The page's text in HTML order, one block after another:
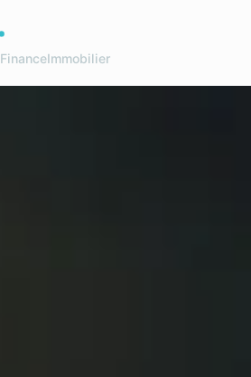
FinanceImmobilier